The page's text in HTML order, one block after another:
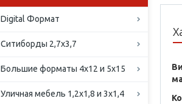
Digital Формат
Ситиборды 2,7х3,7
Большие форматы 4х12 и 5х15
Уличная мебель 1,2х1,8 и 3х1,4